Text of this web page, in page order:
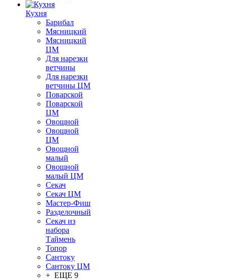
Кухня
Барибал
Мясницкий
Мясницкий
ЦМ
Для нарезки
ветчины
Для нарезки
ветчины ЦМ
Поварской
Поварской
ЦМ
Овощной
Овощной
ЦМ
Овощной
малый
Овощной
малый ЦМ
Секач
Секач ЦМ
Мастер-Фиш
Разделочный
Секач из
набора
Таймень
Топор
Сантоку
Сантоку ЦМ
+ ЕЩЕ 9